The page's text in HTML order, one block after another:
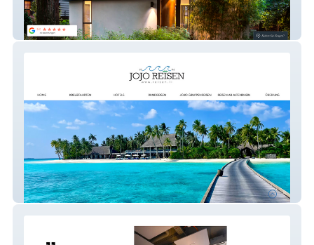
Immobilienbüro - One Perfect Home
Reisebüro Liechtenstein/Schweiz